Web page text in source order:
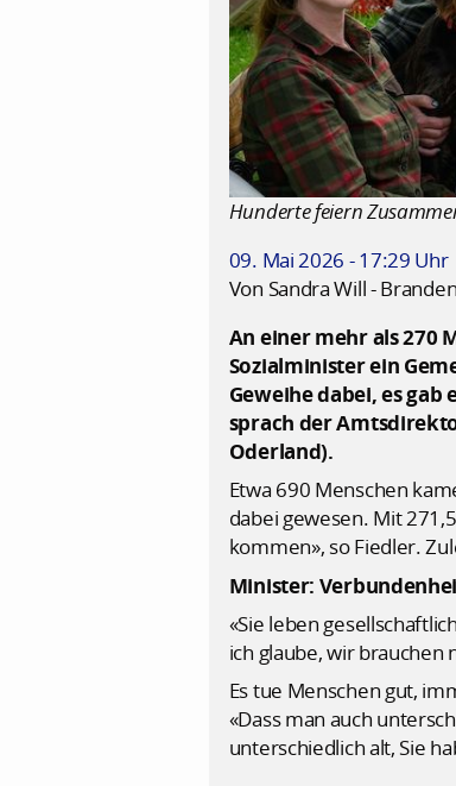
Hunderte feiern
09. Mai 2026 - 17:29 Uhr
Von Sandra Will -
An einer mehr als 270
Sozialminister ein
Geweihe dabei, es
sprach der
Oderland).
Etwa 690 Menschen
dabei gewesen. Mit
kommen», so Fiedler.
Minister:
«Sie leben
ich glaube, wir brauchen
Es tue Menschen gut,
«Dass man auch
unterschiedlich alt, Sie